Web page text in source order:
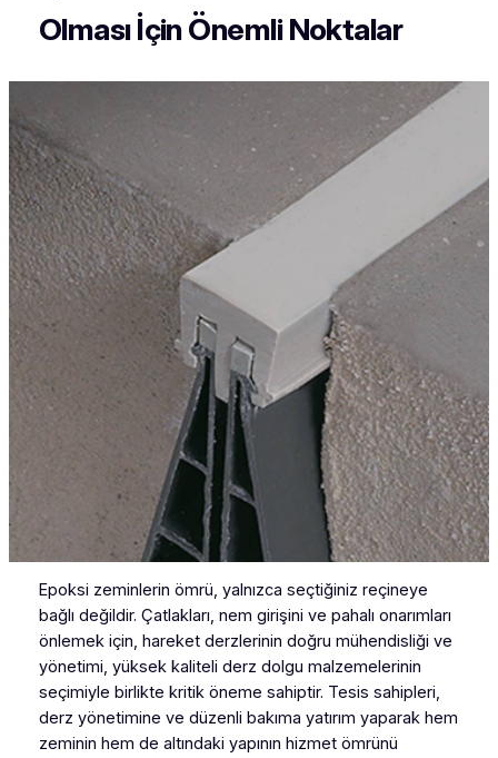
Olması İçin Önemli Noktalar
Epoksi zeminlerin ömrü, yalnızca seçtiğiniz reçineye
bağlı değildir. Çatlakları, nem girişini ve pahalı onarımları
önlemek için, hareket derzlerinin doğru mühendisliği ve
yönetimi, yüksek kaliteli derz dolgu malzemelerinin
seçimiyle birlikte kritik öneme sahiptir. Tesis sahipleri,
derz yönetimine ve düzenli bakıma yatırım yaparak hem
zeminin hem de altındaki yapının hizmet ömrünü